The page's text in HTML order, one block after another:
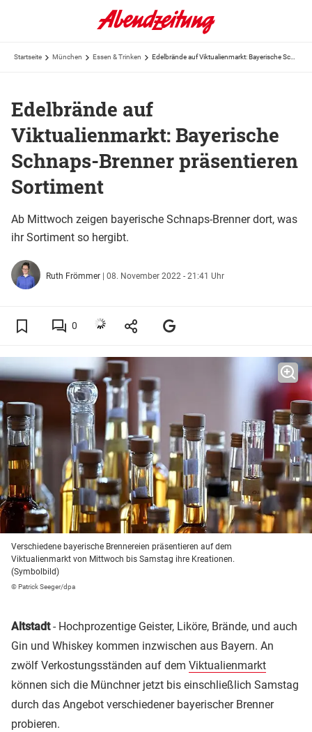
Startseite München Essen & Trinken
Edelbrände auf
Viktualienmarkt: Bayerische
Schnaps-Brenner präsentieren
Sortiment
Ab Mittwoch zeigen bayerische Schnaps-Brenner dort, was
ihr Sortiment so hergibt.
Ruth Frömmer | 08. November 2022 - 21:41 Uhr
0
Verschiedene bayerische Brennereien präsentieren auf dem
Viktualienmarkt von Mittwoch bis Samstag ihre Kreationen.
(Symbolbild)
© Patrick Seeger/dpa
Altstadt- Hochprozentige Geister, Liköre, Brände, und auch
Gin und Whiskey kommen inzwischen aus Bayern. An
zwölf Verkostungsständen auf dem Viktualienmarkt
können sich die Münchner jetzt bis einschließlich Samstag
durch das Angebot verschiedener bayerischer Brenner
probieren.